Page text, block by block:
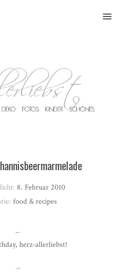
MENU
8. Februar 2010
food & recipes
←
herz-allerliebst!
→